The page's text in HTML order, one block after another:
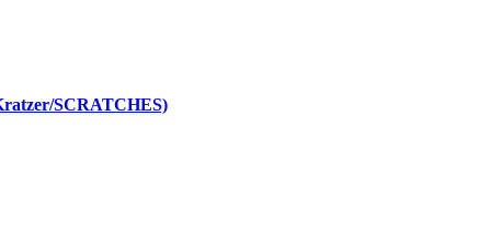
SCRATCHES)